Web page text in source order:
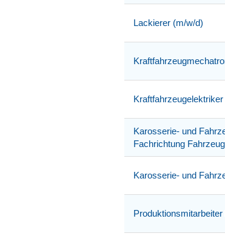
Lackierer (m/w/d)
Karosserie- und
Fachrichtung
Karosserie- und